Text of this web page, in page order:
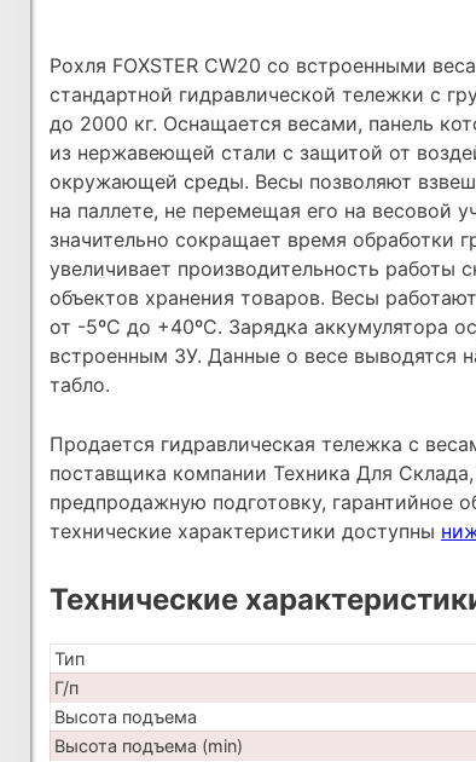
Рохля FOXSTER CW20 со встроенными
стандартной гидравлической тележки с
до 2000 кг. Оснащается весами, панель
из нержавеющей стали с защитой от
окружающей среды. Весы позволяют
на паллете, не перемещая его на весовой
значительно сокращает время обработки
увеличивает производительность работы
объектов хранения товаров. Весы
от -5ºС до +40ºС. Зарядка аккумулятора
встроенным ЗУ. Данные о весе выводятся
табло.
Продается гидравлическая тележка с
поставщика компании Техника Для
предпродажную подготовку, гарантийное
технические характеристики доступны
Технические
Тип
Г/п
Высота подъема
Высота подъема (min)